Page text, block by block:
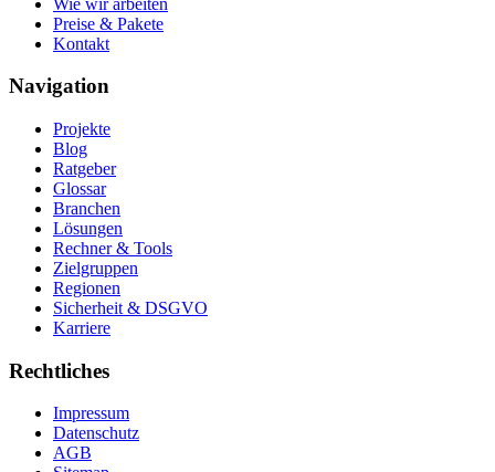
Preise & Pakete
Kontakt
Navigation
Projekte
Blog
Ratgeber
Glossar
Branchen
Lösungen
Rechner & Tools
Zielgruppen
Regionen
Sicherheit & DSGVO
Karriere
Rechtliches
Impressum
Datenschutz
AGB